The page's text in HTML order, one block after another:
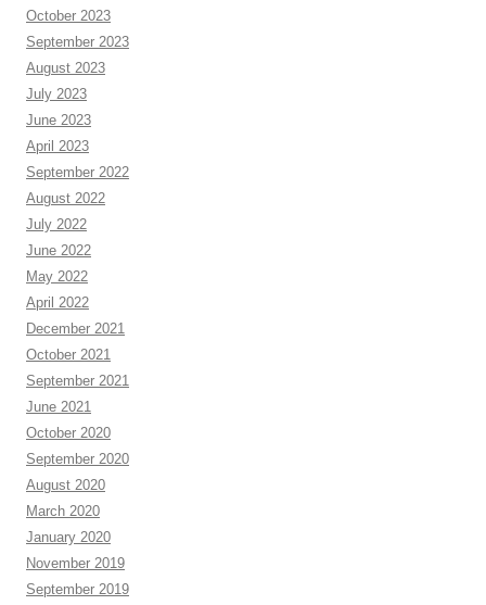
October 2023
September 2023
August 2023
July 2023
June 2023
April 2023
September 2022
August 2022
July 2022
June 2022
May 2022
April 2022
December 2021
October 2021
September 2021
June 2021
October 2020
September 2020
August 2020
March 2020
January 2020
November 2019
September 2019